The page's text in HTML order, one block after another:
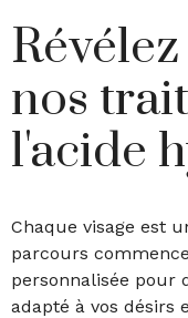
nos
l'acide
Chaque visage est
parcours
personnalisée pour
adapté à vos désirs